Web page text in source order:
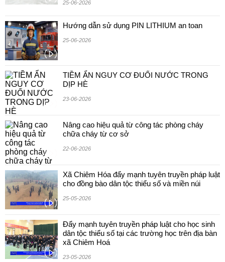
25-06-2026
Hướng dẫn sử dụng PIN LITHIUM an toan
25-06-2026
TIỀM ẨN NGUY CƠ ĐUỐI NƯỚC TRONG
DỊP HÈ
23-06-2026
Nâng cao hiệu quả từ công tác phòng cháy
chữa cháy từ cơ sở
22-06-2026
Xã Chiêm Hóa đẩy mạnh tuyên truyền pháp luật
cho đồng bào dân tộc thiểu số và miền núi
25-05-2026
Đẩy mạnh tuyên truyền pháp luật cho học sinh
dân tộc thiểu số tại các trường học trên địa bàn
xã Chiêm Hoá
23-05-2026